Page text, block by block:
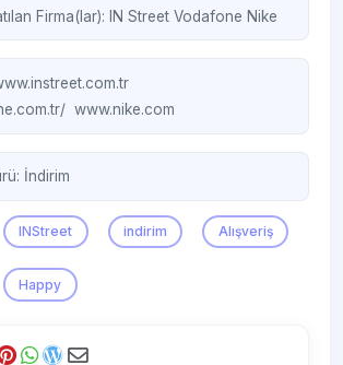
Firma(lar): IN StreetVodafone Nike
www.nike.com
İndirim
INStreet indirim Alışveriş
Happy